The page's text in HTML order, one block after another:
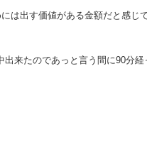
は出す価値がある金額だと感じて
来たのであっと言う間に90分経